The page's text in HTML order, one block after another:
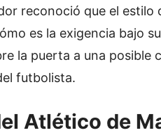
reconoció que el estilo
es la exigencia bajo
la puerta a una posible
futbolista.
Atlético de